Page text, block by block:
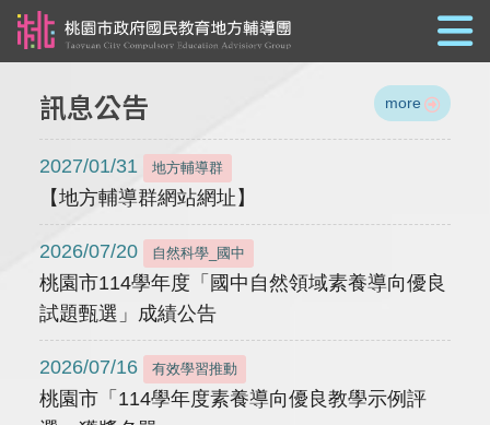
訊息公告 more
2027/01/31 地方輔導群
【地方輔導群網站網址】
2026/07/20 自然科學_國中
桃園市114學年度「國中自然領域素養導向優良
試題甄選」成績公告
2026/07/16 有效學習推動
桃園市「114學年度素養導向優良教學示例評